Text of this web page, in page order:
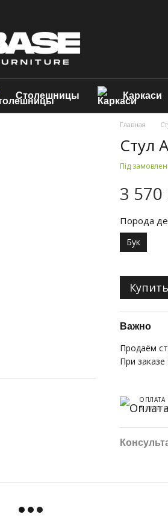
Столешницы Каркаси
Главная
Стул
Під
3 570
Порода
Бук
Купить
Важно
Продаём
При заказе
ОПЛАТА
3